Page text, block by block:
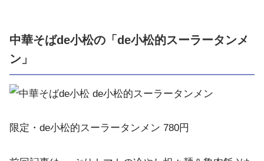
中華そばde小松の「de小松的スーラータンメ
ン」
限定・de小松的スーラータンメン 780円